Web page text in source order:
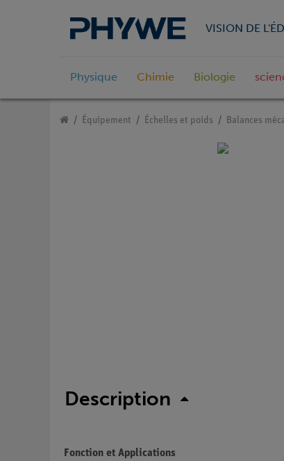
VISION DE
Physique Chimie Biologie
Équipement Échelles et poids Balances
Description
Fonction et Applications